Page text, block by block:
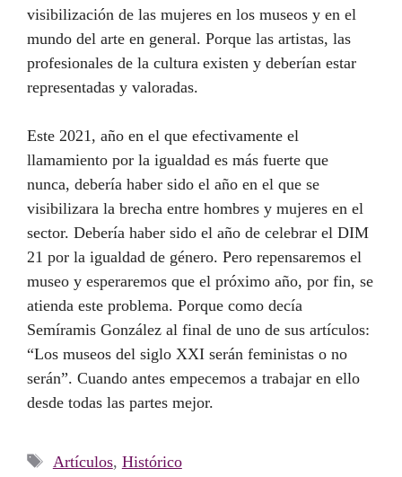
visibilización de las mujeres en los museos y en el
mundo del arte en general. Porque las artistas, las
profesionales de la cultura existen y deberían estar
representadas y valoradas.
Este 2021, año en el que efectivamente el
llamamiento por la igualdad es más fuerte que
nunca, debería haber sido el año en el que se
visibilizara la brecha entre hombres y mujeres en el
sector. Debería haber sido el año de celebrar el DIM
21 por la igualdad de género. Pero repensaremos el
museo y esperaremos que el próximo año, por fin, se
atienda este problema. Porque como decía
Semíramis González al final de uno de sus artículos:
“Los museos del siglo XXI serán feministas o no
serán”. Cuando antes empecemos a trabajar en ello
desde todas las partes mejor.
Etiquetas
Artículos, Histórico